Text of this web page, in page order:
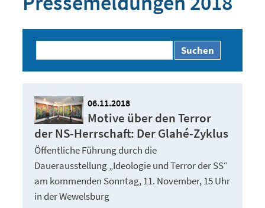
Suchen
06.11.2018
Motive über den Terror
der NS-Herrschaft: Der Glahé-Zyklus
Öffentliche Führung durch die
Dauerausstellung „Ideologie und Terror der SS“
am kommenden Sonntag, 11. November, 15 Uhr
in der Wewelsburg